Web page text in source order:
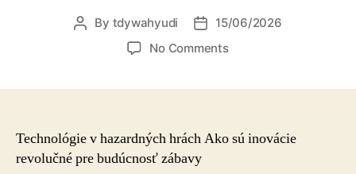
By tdywahyudi
15/06/2026
No Comments
Technológie v hazardných hrách Ako sú inovácie
revolučné pre budúcnosť zábavy